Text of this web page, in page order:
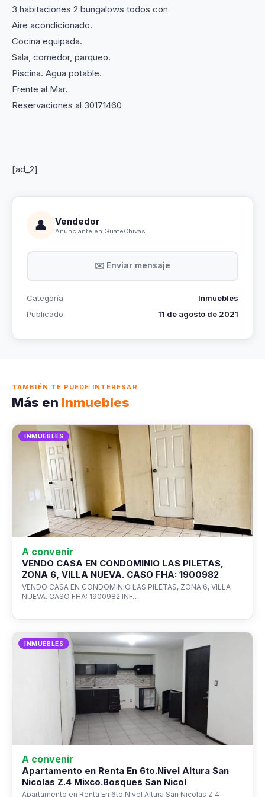
3 habitaciones 2 bungalows todos con
Aire acondicionado.
Cocina equipada.
Sala, comedor, parqueo.
Piscina. Agua potable.
Frente al Mar.
Reservaciones al 30171460
[ad_2]
👤 Vendedor
Anunciante en GuateChivas
✉️ Enviar mensaje
Categoría
Inmuebles
Publicado
11 de agosto de 2021
TAMBIÉN TE PUEDE INTERESAR
Más en Inmuebles
INMUEBLES
A convenir
VENDO CASA EN CONDOMINIO LAS PILETAS,
ZONA 6, VILLA NUEVA. CASO FHA: 1900982
VENDO CASA EN CONDOMINIO LAS PILETAS, ZONA 6, VILLA
NUEVA. CASO FHA: 1900982 INF…
INMUEBLES
A convenir
Apartamento en Renta En 6to.Nivel Altura San
Nicolas Z.4 Mixco.Bosques San Nicol
Apartamento en Renta En 6to.Nivel Altura San Nicolas Z.4